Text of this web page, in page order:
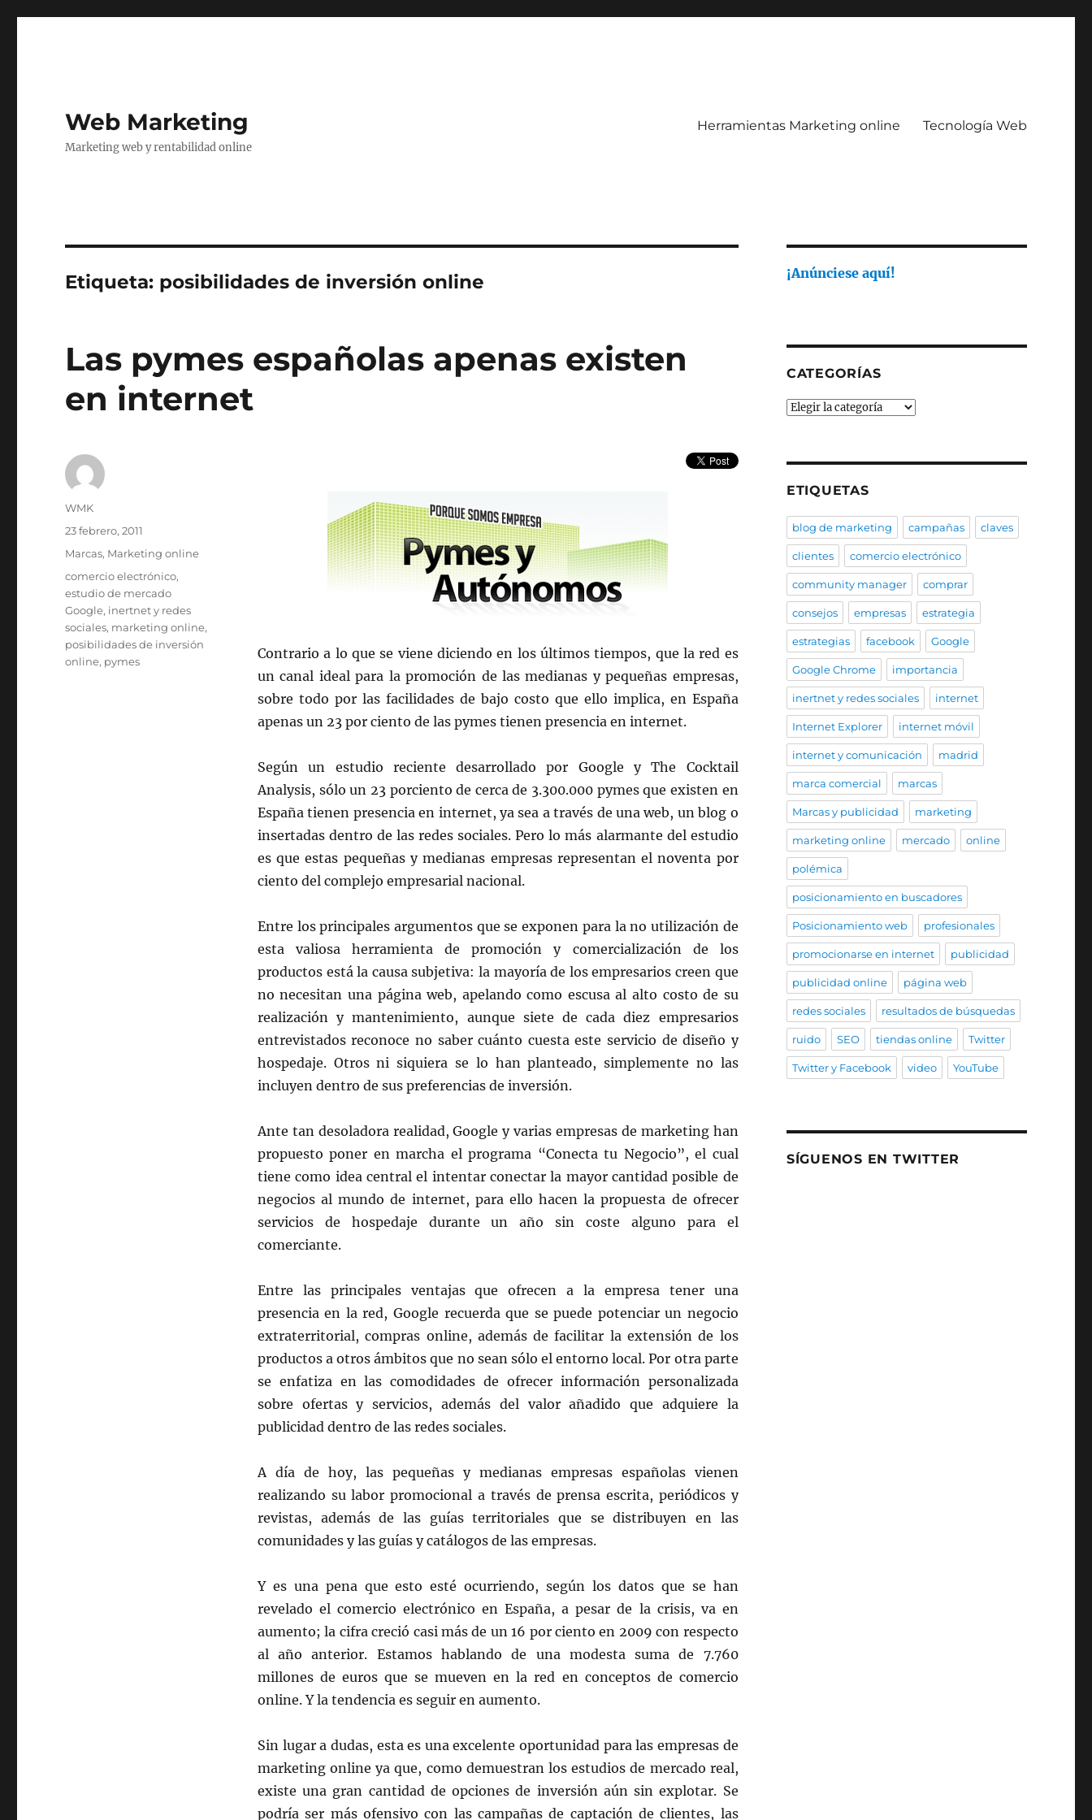
Web Marketing
Marketing web y rentabilidad online
Herramientas Marketing online Tecnología Web
Etiqueta: posibilidades de inversión online
Las pymes españolas apenas existen
en internet
Contrario a lo que se viene diciendo en los últimos tiempos, que la red es
un canal ideal para la promoción de las medianas y pequeñas empresas,
sobre todo por las facilidades de bajo costo que ello implica, en España
apenas un 23 por ciento de las pymes tienen presencia en internet.
Según un estudio reciente desarrollado por Google y The Cocktail
Analysis, sólo un 23 porciento de cerca de 3.300.000 pymes que existen en
España tienen presencia en internet, ya sea a través de una web, un blog o
insertadas dentro de las redes sociales. Pero lo más alarmante del estudio
es que estas pequeñas y medianas empresas representan el noventa por
ciento del complejo empresarial nacional.
Entre los principales argumentos que se exponen para la no utilización de
esta valiosa herramienta de promoción y comercialización de los
productos está la causa subjetiva: la mayoría de los empresarios creen que
no necesitan una página web, apelando como escusa al alto costo de su
realización y mantenimiento, aunque siete de cada diez empresarios
entrevistados reconoce no saber cuánto cuesta este servicio de diseño y
hospedaje. Otros ni siquiera se lo han planteado, simplemente no las
incluyen dentro de sus preferencias de inversión.
Ante tan desoladora realidad, Google y varias empresas de marketing han
propuesto poner en marcha el programa “Conecta tu Negocio”, el cual
tiene como idea central el intentar conectar la mayor cantidad posible de
negocios al mundo de internet, para ello hacen la propuesta de ofrecer
servicios de hospedaje durante un año sin coste alguno para el
comerciante.
Entre las principales ventajas que ofrecen a la empresa tener una
presencia en la red, Google recuerda que se puede potenciar un negocio
extraterritorial, compras online, además de facilitar la extensión de los
productos a otros ámbitos que no sean sólo el entorno local. Por otra parte
se enfatiza en las comodidades de ofrecer información personalizada
sobre ofertas y servicios, además del valor añadido que adquiere la
publicidad dentro de las redes sociales.
A día de hoy, las pequeñas y medianas empresas españolas vienen
realizando su labor promocional a través de prensa escrita, periódicos y
revistas, además de las guías territoriales que se distribuyen en las
comunidades y las guías y catálogos de las empresas.
Y es una pena que esto esté ocurriendo, según los datos que se han
revelado el comercio electrónico en España, a pesar de la crisis, va en
aumento; la cifra creció casi más de un 16 por ciento en 2009 con respecto
al año anterior. Estamos hablando de una modesta suma de 7.760
millones de euros que se mueven en la red en conceptos de comercio
online. Y la tendencia es seguir en aumento.
Sin lugar a dudas, esta es una excelente oportunidad para las empresas de
marketing online ya que, como demuestran los estudios de mercado real,
existe una gran cantidad de opciones de inversión aún sin explotar. Se
podría ser más ofensivo con las campañas de captación de clientes, las
Autor
WMK
Publicado
23 febrero, 2011
Categorías
Marcas, Marketing online
Etiquetas
comercio electrónico,
estudio de mercado
Google, inertnet y redes
sociales, marketing online,
posibilidades de inversión
online, pymes
¡Anúnciese aquí!
CATEGORÍAS
Categorías
ETIQUETAS
blog de marketing campañas claves
clientes comercio electrónico
community manager comprar
consejos empresas estrategia
estrategias facebook Google
Google Chrome importancia
inertnet y redes sociales internet
Internet Explorer internet móvil
internet y comunicación madrid
marca comercial marcas
Marcas y publicidad marketing
marketing online mercado online
polémica
posicionamiento en buscadores
Posicionamiento web profesionales
promocionarse en internet publicidad
publicidad online página web
redes sociales resultados de búsquedas
ruido SEO tiendas online Twitter
Twitter y Facebook video YouTube
SÍGUENOS EN TWITTER